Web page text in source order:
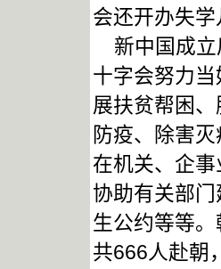
会还开办失
新中国成立
十字会努力
展扶贫帮困
防疫、除害
在机关、企
协助有关部
生公约等等
共666人赴朝